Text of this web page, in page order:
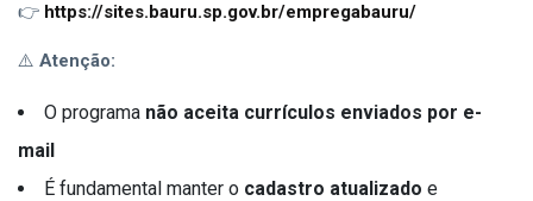
👉 https://sites.bauru.sp.gov.br/empregabauru/
⚠️ Atenção:
O programa não aceita currículos enviados por e-
mail
É fundamental manter o cadastro atualizado e